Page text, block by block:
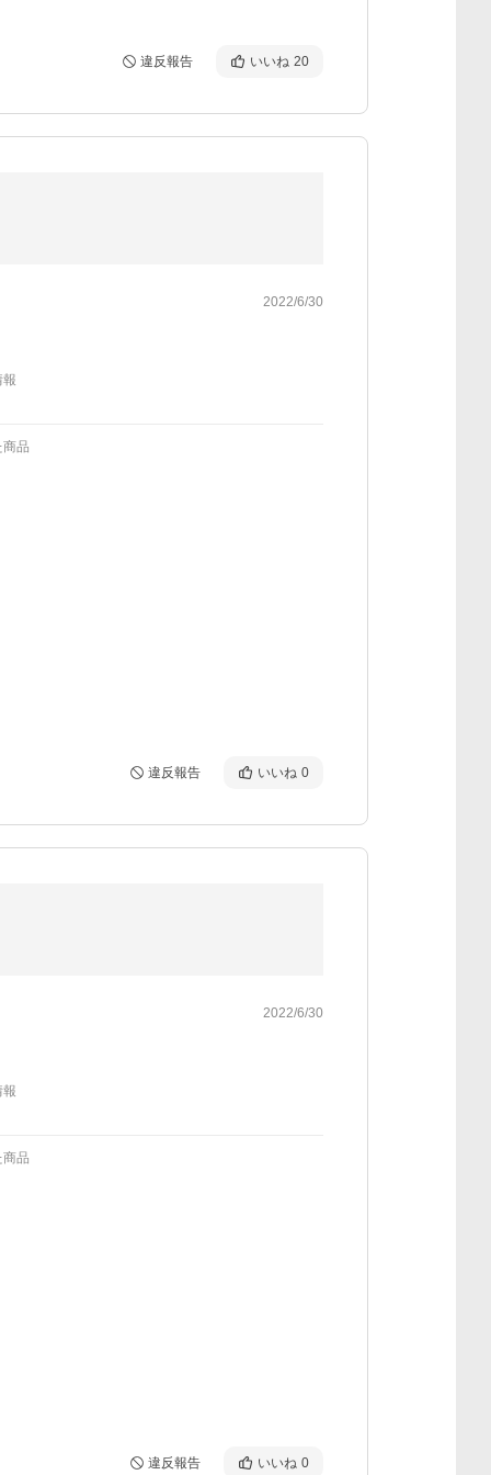
違反報告 いいね 20
2022/6/30
報
品
違反報告 いいね 0
2022/6/30
報
品
違反報告 いいね 0